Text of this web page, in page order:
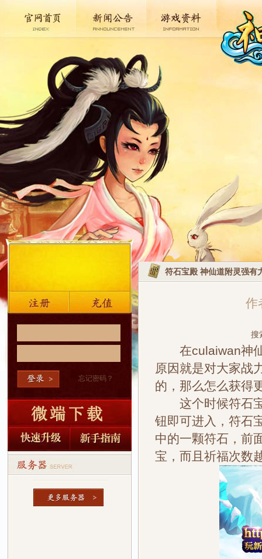
忘记密码？
符石宝殿 神仙道附灵强有
作
搜
在culaiwan神仙
原因就是对大家战
的，那么怎么获得
这个时候符石宝
钮即可进入，符石
中的一颗符石，前
宝，而且祈福次数